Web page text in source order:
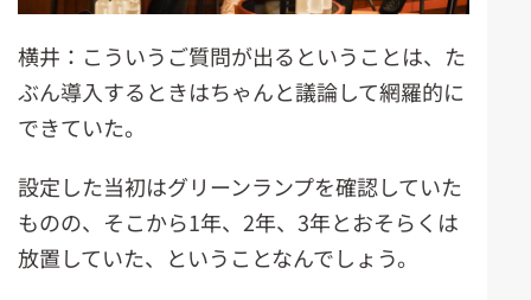
横井：こういうご質問が出るということは、た
ぶん導入するときはちゃんと議論して網羅的に
できていた。
設定した当初はグリーンランプを確認していた
ものの、そこから1年、2年、3年とおそらくは
放置していた、ということなんでしょう。